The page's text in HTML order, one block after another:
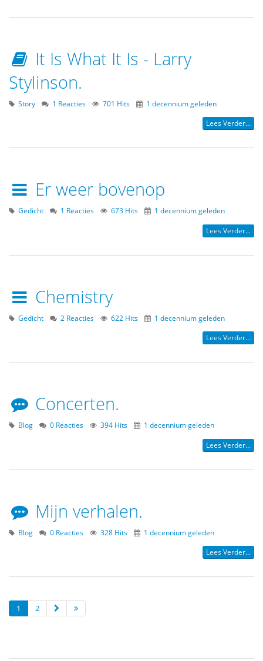
It Is What It Is - Larry
Stylinson.
Story 1 Reacties 701 Hits 1 decennium geleden
Lees Verder...
Er weer bovenop
Gedicht 1 Reacties 673 Hits 1 decennium geleden
Lees Verder...
Chemistry
Gedicht 2 Reacties 622 Hits 1 decennium geleden
Lees Verder...
Concerten.
Blog 0 Reacties 394 Hits 1 decennium geleden
Lees Verder...
Mijn verhalen.
Blog 0 Reacties 328 Hits 1 decennium geleden
Lees Verder...
1 2